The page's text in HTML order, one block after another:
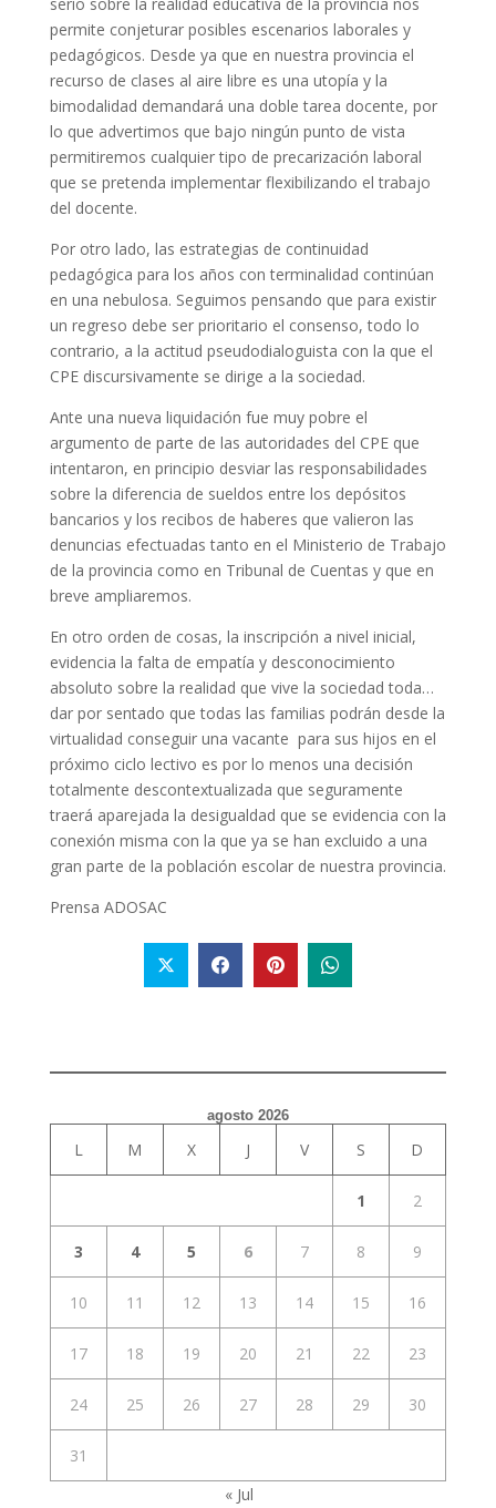
permite conjeturar posibles escenarios laborales y
pedagógicos. Desde ya que en nuestra provincia el
recurso de clases al aire libre es una utopía y la
bimodalidad demandará una doble tarea docente, por
lo que advertimos que bajo ningún punto de vista
permitiremos cualquier tipo de precarización laboral
que se pretenda implementar flexibilizando el trabajo
del docente.
Por otro lado, las estrategias de continuidad
pedagógica para los años con terminalidad continúan
en una nebulosa. Seguimos pensando que para existir
un regreso debe ser prioritario el consenso, todo lo
contrario, a la actitud pseudodialoguista con la que el
CPE discursivamente se dirige a la sociedad.
Ante una nueva liquidación fue muy pobre el
argumento de parte de las autoridades del CPE que
intentaron, en principio desviar las responsabilidades
sobre la diferencia de sueldos entre los depósitos
bancarios y los recibos de haberes que valieron las
denuncias efectuadas tanto en el Ministerio de Trabajo
de la provincia como en Tribunal de Cuentas y que en
breve ampliaremos.
En otro orden de cosas, la inscripción a nivel inicial,
evidencia la falta de empatía y desconocimiento
absoluto sobre la realidad que vive la sociedad toda…
dar por sentado que todas las familias podrán desde la
virtualidad conseguir una vacante para sus hijos en el
próximo ciclo lectivo es por lo menos una decisión
totalmente descontextualizada que seguramente
traerá aparejada la desigualdad que se evidencia con la
conexión misma con la que ya se han excluido a una
gran parte de la población escolar de nuestra provincia.
Prensa ADOSAC
agosto 2026
L M X J V S D
1 2
3 4 5 6 7 8 9
10 11 12 13 14 15 16
17 18 19 20 21 22 23
24 25 26 27 28 29 30
31
« Jul